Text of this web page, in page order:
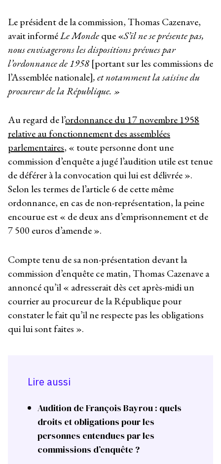
Le président de la commission, Thomas Cazenave,
avait informéLeMondeque «S’il ne se présente pas,
nous envisagerons les dispositions prévues par
l’ordonnance de 1958 [portant sur les commissions de
l’Assemblée nationale], et notamment la saisine du
procureur de la République. »
Au regard de l’ordonnance du 17 novembre 1958
relative au fonctionnement des assemblées
parlementaires, « toute personne dont une
commission d’enquête a jugé l’audition utile est tenue
de déférer à la convocation qui lui est délivrée ».
Selon les termes de l’article 6 de cette même
ordonnance, en cas de non-représentation, la peine
encourue est « de deux ans d’emprisonnement et de
7 500 euros d’amende ».
Compte tenu de sa non-présentation devant la
commission d’enquête ce matin, Thomas Cazenave a
annoncé qu’il « adresserait dès cet après-midi un
courrier au procureur de la République pour
constater le fait qu’il ne respecte pas les obligations
qui lui sont faites ».
Lire aussi
Audition de François Bayrou : quels
droits et obligations pour les
personnes entendues par les
commissions d’enquête ?